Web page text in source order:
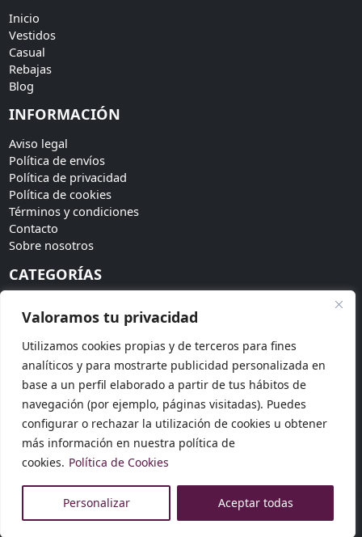
Valoramos tu privacidad
Utilizamos cookies propias y de terceros para fines
analíticos y para mostrarte publicidad personalizada en
base a un perfil elaborado a partir de tus hábitos de
navegación (por ejemplo, páginas visitadas). Puedes
configurar o rechazar la utilización de cookies u obtener
más información en nuestra política de
cookies. Política de Cookies
Personalizar Aceptar todas
Inicio
Vestidos
Casual
Rebajas
Blog
INFORMACIÓN
Aviso legal
Política de envíos
Política de privacidad
Política de cookies
Términos y condiciones
Contacto
Sobre nosotros
CATEGORÍAS
Invitadas
Tendencias
SÍGUENOS
Síguenos en redes sociales para más novedades: